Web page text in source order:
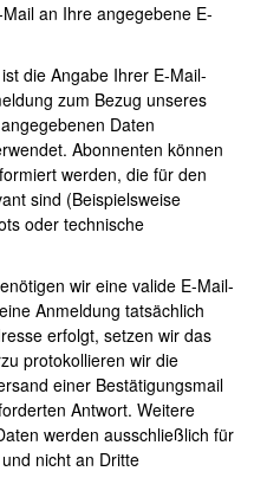
an Ihre angegebene E-
die Angabe Ihrer E-Mail-
zum Bezug unseres
Daten
Abonnenten können
werden, die für den
sind (Beispielsweise
oder technische
wir eine valide E-Mail-
Anmeldung tatsächlich
erfolgt, setzen wir das
protokollieren wir die
einer Bestätigungsmail
Antwort. Weitere
werden ausschließlich für
nicht an Dritte